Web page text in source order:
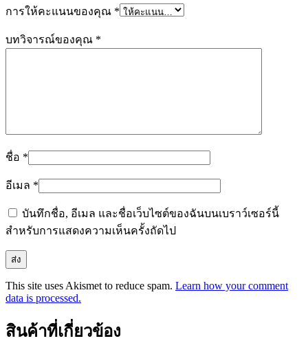
การให้คะแนนของคุณ *
บทวิจารณ์ของคุณ *
ชื่อ *
อีเมล *
บันทึกชื่อ, อีเมล และชื่อเว็บไซต์ของฉันบนเบราว์เซอร์นี้
สำหรับการแสดงความเห็นครั้งถัดไป
This site uses Akismet to reduce spam. Learn how your comment
data is processed.
สินค้าที่เกี่ยวข้อง